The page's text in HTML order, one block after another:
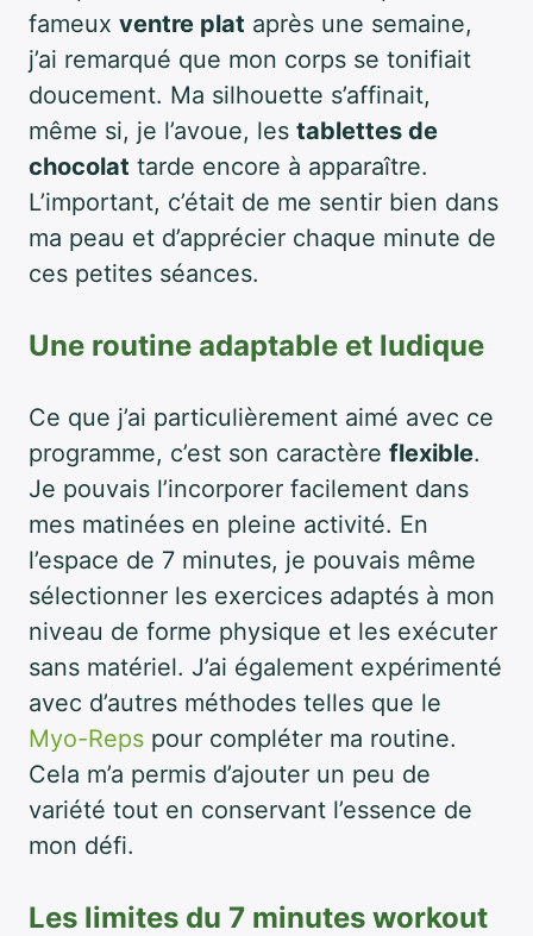
fameux ventre plat après une semaine,
j’ai remarqué que mon corps se tonifiait
doucement. Ma silhouette s’affinait,
même si, je l’avoue, les tablettes de
chocolat tarde encore à apparaître.
L’important, c’était de me sentir bien dans
ma peau et d’apprécier chaque minute de
ces petites séances.
Une routine adaptable et ludique
Ce que j’ai particulièrement aimé avec ce
programme, c’est son caractère flexible.
Je pouvais l’incorporer facilement dans
mes matinées en pleine activité. En
l’espace de 7 minutes, je pouvais même
sélectionner les exercices adaptés à mon
niveau de forme physique et les exécuter
sans matériel. J’ai également expérimenté
avec d’autres méthodes telles que le
Myo-Reps pour compléter ma routine.
Cela m’a permis d’ajouter un peu de
variété tout en conservant l’essence de
mon défi.
Les limites du 7 minutes workout